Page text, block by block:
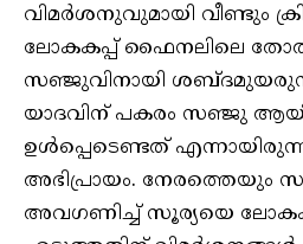
വിമര്‍ശനുവുമായി വീണ്ടും
ലോകകപ്പ് ഫൈനലിലെ
സഞ്ജുവിനായി
യാദവിന് പകരം സഞ്ജു
ഉൾപ്പെടെണ്ടത്
അഭിപ്രായം. നേരത്തെയും
അവഗണിച്ച് സൂര്യയെ